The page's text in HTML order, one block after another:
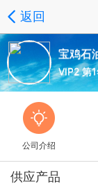
返回
宝鸡石
VIP2 第
公司介绍
供应产品